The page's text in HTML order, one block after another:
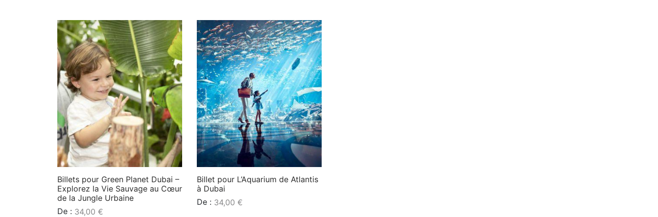
Billets pour Green Planet Dubai –
Explorez la Vie Sauvage au Cœur
de la Jungle Urbaine
De : 34,00 €
Billet pour L’Aquarium de Atlantis
à Dubai
De : 34,00 €